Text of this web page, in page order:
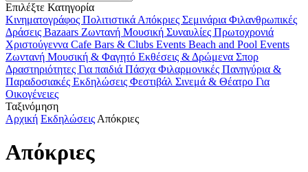
Επιλέξτε Κατηγορία
Κινηματογράφος Πολιτιστικά Απόκριες Σεμινάρια Φιλανθρωπικές
Δράσεις Bazaars Ζωντανή Μουσική Συναυλίες Πρωτοχρονιά
Χριστούγεννα Cafe Bars & Clubs Events Beach and Pool Events
Ζωντανή Μουσική & Φαγητό Εκθέσεις & Δρώμενα Σπορ
Δραστηριότητες Για παιδιά Πάσχα Φιλαρμονικές Πανηγύρια &
Παραδοσιακές Εκδηλώσεις Φεστιβάλ Σινεμά & Θέατρο Για
Οικογένειες
Ταξινόμηση
Αρχική Εκδηλώσεις Απόκριες
Απόκριες